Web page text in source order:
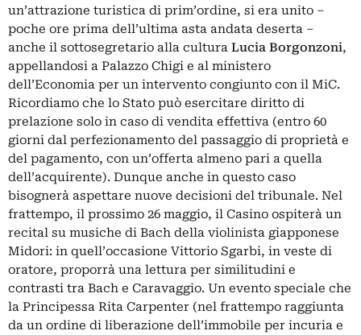
un’attrazione turistica di prim’ordine, si era unito –
poche ore prima dell’ultima asta andata deserta –
anche il sottosegretario alla cultura Lucia Borgonzoni,
appellandosi a Palazzo Chigi e al ministero
dell’Economia per un intervento congiunto con il MiC.
Ricordiamo che lo Stato può esercitare diritto di
prelazione solo in caso di vendita effettiva (entro 60
giorni dal perfezionamento del passaggio di proprietà e
del pagamento, con un’offerta almeno pari a quella
dell’acquirente). Dunque anche in questo caso
bisognerà aspettare nuove decisioni del tribunale. Nel
frattempo, il prossimo 26 maggio, il Casino ospiterà un
recital su musiche di Bach della violinista giapponese
Midori: in quell’occasione Vittorio Sgarbi, in veste di
oratore, proporrà una lettura per similitudini e
contrasti tra Bach e Caravaggio. Un evento speciale che
la Principessa Rita Carpenter (nel frattempo raggiunta
da un ordine di liberazione dell’immobile per incuria e